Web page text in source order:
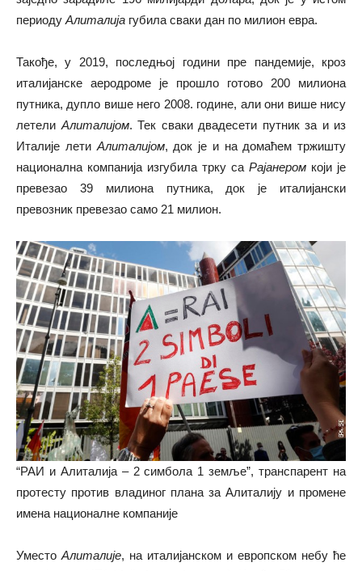
периоду Алиталија губила сваки дан по милион евра.
Такође, у 2019, последњој години пре пандемије, кроз
италијанске аеродроме је прошло готово 200 милиона
путника, дупло више него 2008. године, али они више нису
летели Алиталијом. Тек сваки двадесети путник за и из
Италије лети Алиталијом, док је и на домаћем тржишту
национална компанија изгубила трку са Рајанером који је
превезао 39 милиона путника, док је италијански
превозник превезао само 21 милион.
“РАИ и Алиталија – 2 симбола 1 земље”, транспарент на
протесту против владиног плана за Алиталију и промене
имена националне компаније
Уместо Алиталије, на италијанском и европском небу ће